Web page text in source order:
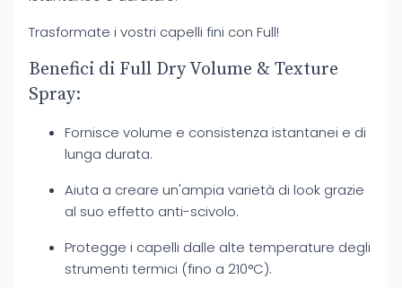
Trasformate i vostri capelli fini con Full!
Benefici di Full Dry Volume & Texture
Spray:
Fornisce volume e consistenza istantanei e di
lunga durata.
Aiuta a creare un'ampia varietà di look grazie
al suo effetto anti-scivolo.
Protegge i capelli dalle alte temperature degli
strumenti termici (fino a 210°C).